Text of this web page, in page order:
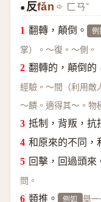
● 反fǎn ㄈㄢˇ
翻轉，顛倒。 例
掌）。～復。～側。
翻轉的，顛倒的
經驗。～間（利用敵
～饋。適得其～。物
抵制，背叛，抗
和原來的不同，
回擊，回過頭來
問。
類推。 例如 舉一